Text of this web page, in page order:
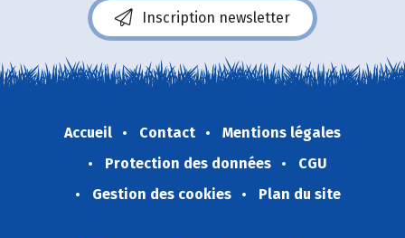
Inscription newsletter
Accueil Contact
Mentions légales
Protection des données
CGU
Gestion des cookies
Plan du site